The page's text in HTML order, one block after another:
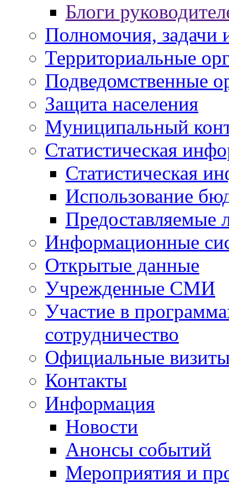
Блоги
Полномочия, задачи
Территориальные
Подведомственные
Защита населения
Муниципальный
Статистическая
Статистическая
Использование
Предоставляемые
Информационные
Открытые данные
Учрежденные СМИ
Участие в
сотрудничество
Официальные
Контакты
Информация
Новости
Анонсы событий
Мероприятия и